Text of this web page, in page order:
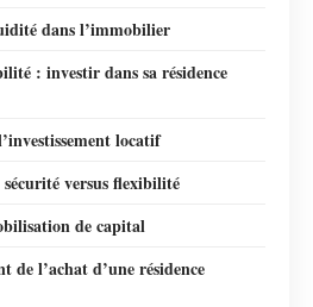
dans l’immobilier
: investir dans sa résidence
locatif
versus flexibilité
de capital
de l’achat d’une résidence